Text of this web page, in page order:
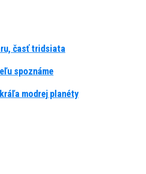
časť tridsiata
spoznáme
modrej planéty